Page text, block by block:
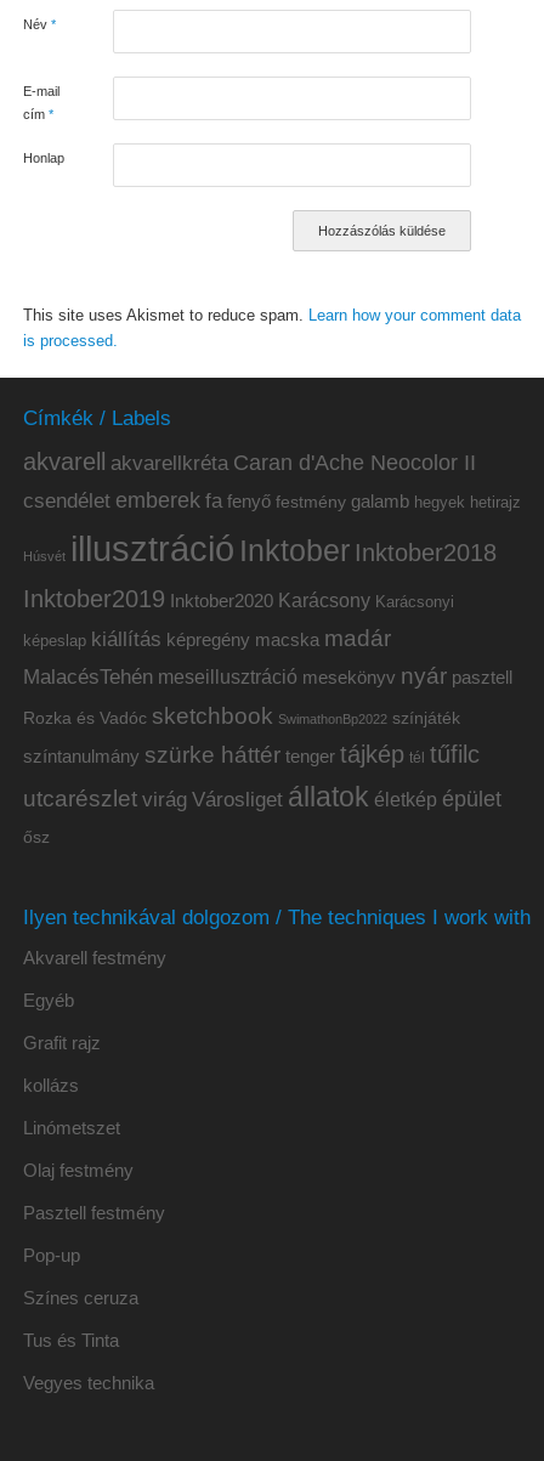
Név *
E-mail
cím *
Honlap
This site uses Akismet to reduce spam.
Learn how your comment data
is processed.
Címkék / Labels
akvarell akvarellkréta Caran d'Ache Neocolor II
csendélet emberek fa fenyő festmény galamb hegyek hetirajz
Húsvét illusztráció Inktober Inktober2018
Inktober2019 Inktober2020 Karácsony Karácsonyi
képeslap kiállítás képregény macska madár
MalacésTehén meseillusztráció mesekönyv nyár pasztell
Rozka és Vadóc sketchbook SwimathonBp2022 színjáték
színtanulmány szürke háttér tenger tájkép tél tűfilc
utcarészlet virág Városliget állatok életkép épület
ősz
Ilyen technikával dolgozom / The techniques I work with
Akvarell festmény
Egyéb
Grafit rajz
kollázs
Linómetszet
Olaj festmény
Pasztell festmény
Pop-up
Színes ceruza
Tus és Tinta
Vegyes technika